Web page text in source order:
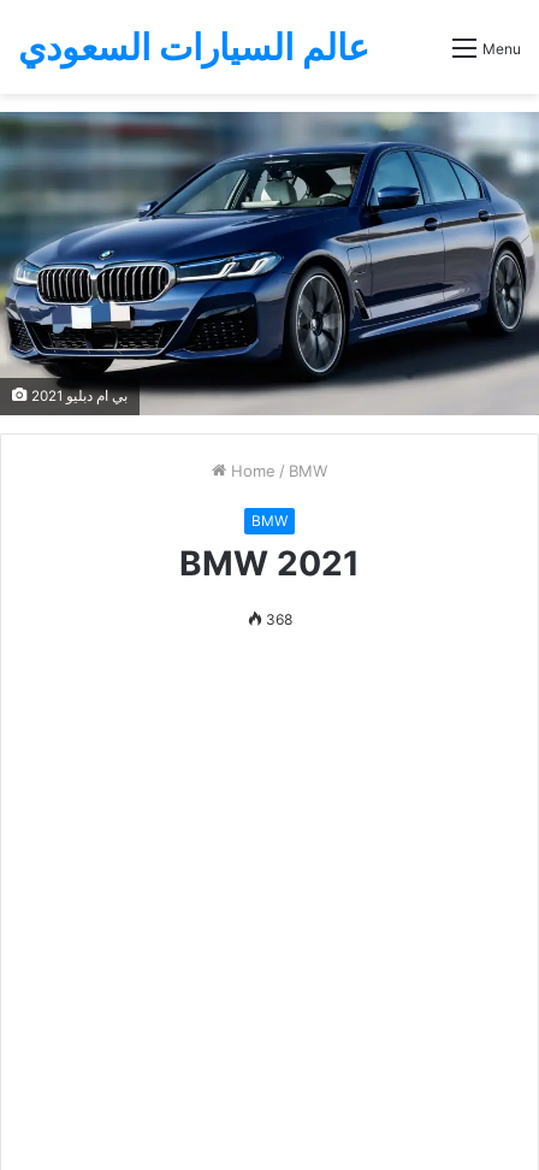
عالم السيارات السعودي Menu
بي ام دبليو 2021
Home / BMW
BMW
BMW 2021
368